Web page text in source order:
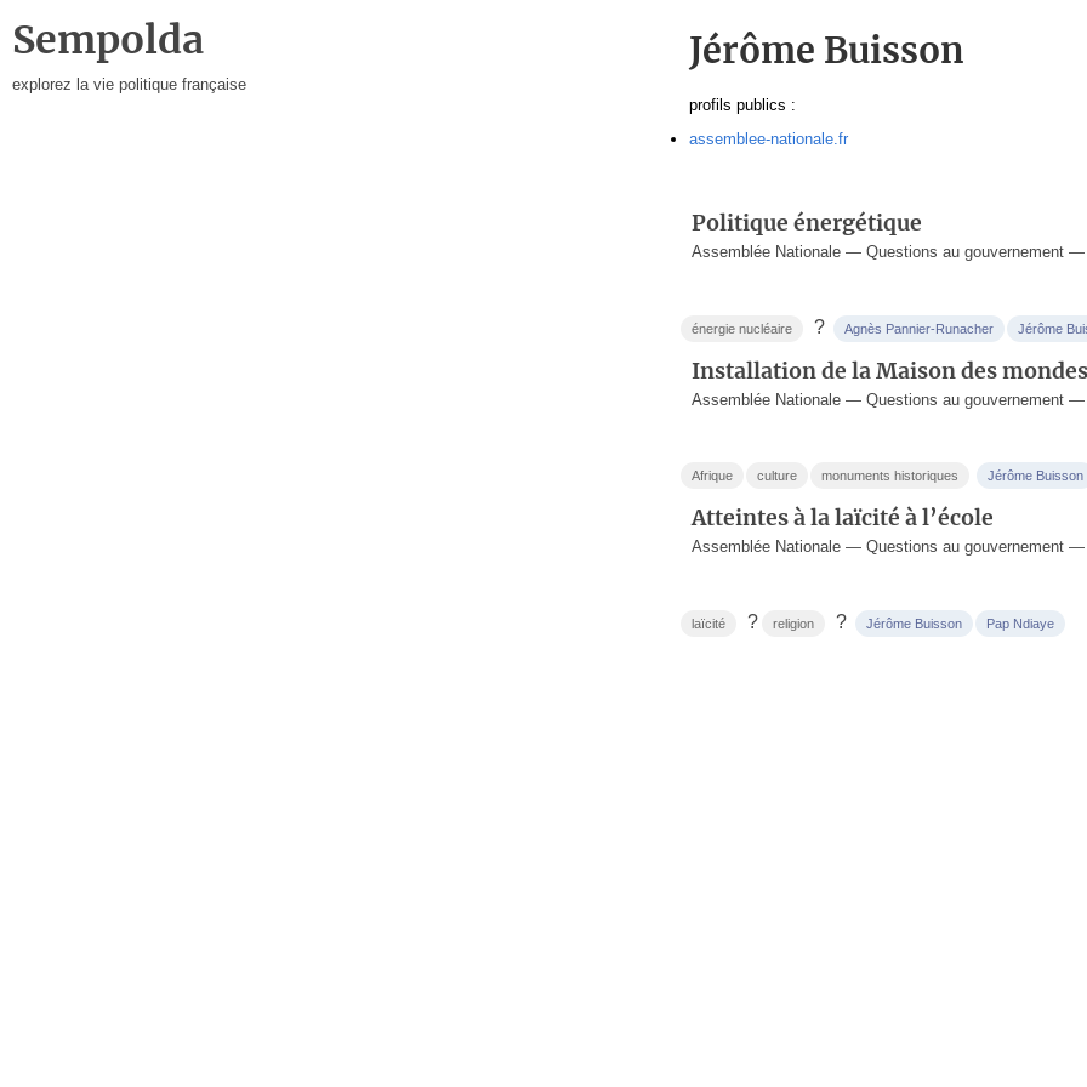
Sempolda
explorez la vie politique française
Jérôme Buisson
profils publics :
assemblee-nationale.fr
Politique énergétique
Assemblée Nationale — Questions au gouvernement
énergie nucléaire ? Agnès Pannier-Runacher Jérôme
Installation de la Maison des
Assemblée Nationale — Questions au gouvernement
Afrique culture monuments historiques Jérôme Buisson
Atteintes à la laïcité à l’école
Assemblée Nationale — Questions au gouvernement
laïcité ? religion ? Jérôme Buisson Pap Ndiaye